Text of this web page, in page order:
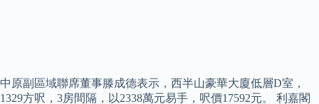
中原副區域聯席董事滕成德表示，西半山豪華大廈低層D室，
1329方呎，3房間隔，以2338萬元易手，呎價17592元。 利嘉閣